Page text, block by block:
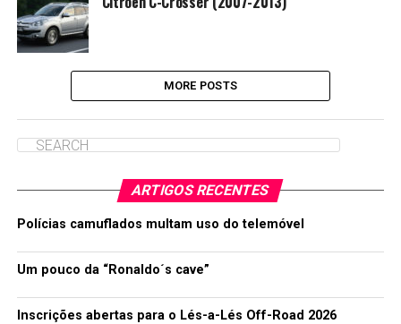
MORE POSTS
ARTIGOS RECENTES
Polícias camuflados multam uso do telemóvel
Um pouco da “Ronaldo´s cave”
Inscrições abertas para o Lés-a-Lés Off-Road 2026